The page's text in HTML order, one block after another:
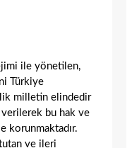
ile yönetilen,
Türkiye
milletin elindedir
bu hak ve
korunmaktadır.
ve ileri